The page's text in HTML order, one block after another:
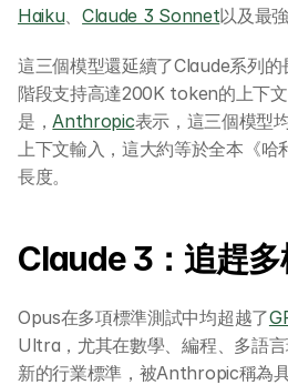
Haiku、Claude 3 Sonnet以及最
這三個模型還延續了Claude系列
階段支持高達200K token的上下
是，Anthropic表示，這三個模型
上下文輸入，這大約等於全本《哈
長度。
Claude 3：追趕
Opus在多項標準測試中均超越了
Ultra，尤其在數學、編程、多語
新的行業標準，被Anthropic稱為